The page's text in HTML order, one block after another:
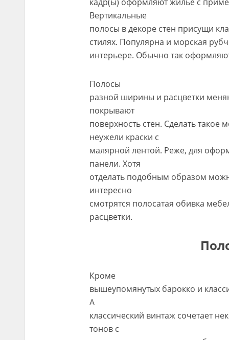
Вертикальные
полосы в декоре стен присущи
стилях. Популярна и морская
интерьере. Обычно так
Полосы
разной ширины и расцветки
покрывают
поверхность стен. Сделать
неужели краски с
малярной лентой. Реже, для
панели. Хотя
отделать подобным образом
интересно
смотрятся полосатая обивка
расцветки.
Кроме
вышеупомянутых барокко и
А
классический винтаж сочетает
тонов с